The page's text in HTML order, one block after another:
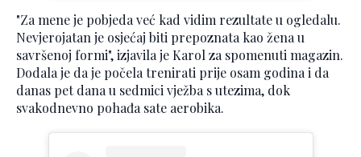
"Za mene je pobjeda već kad vidim rezultate u ogledalu.
Nevjerojatan je osjećaj biti prepoznata kao žena u
savršenoj formi", izjavila je Karol za spomenuti magazin.
Dodala je da je počela trenirati prije osam godina i da
danas pet dana u sedmici vježba s utezima, dok
svakodnevno pohađa sate aerobika.